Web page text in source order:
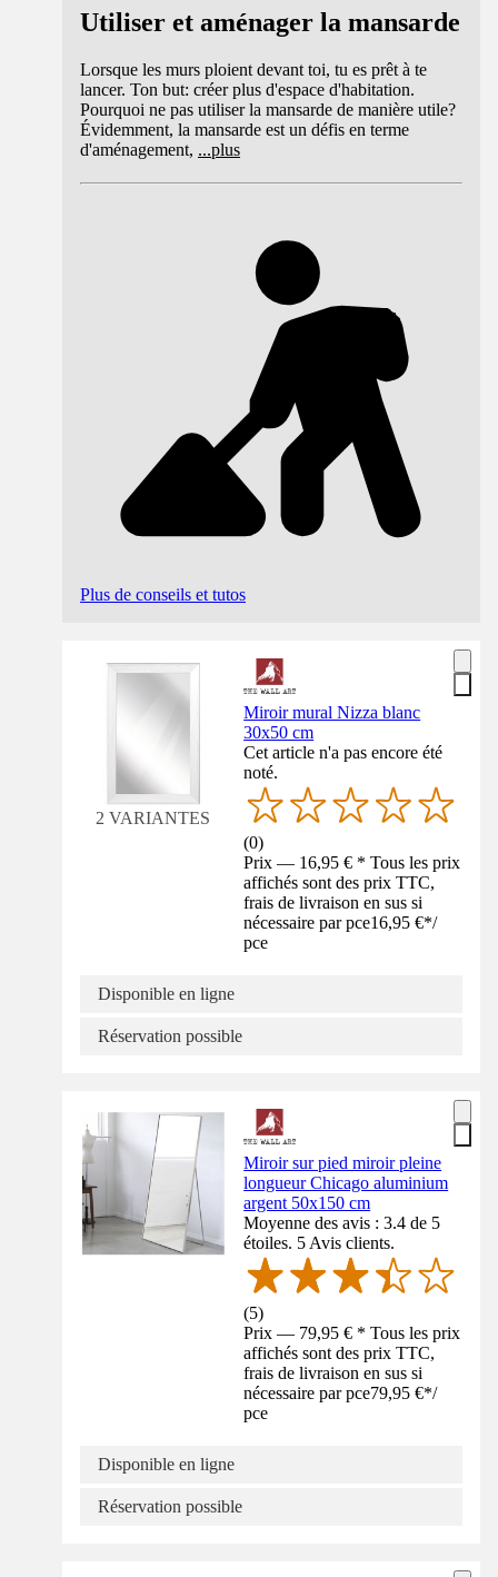
Utiliser et aménager la mansarde
Lorsque les murs ploient devant toi, tu es prêt à te
lancer. Ton but: créer plus d'espace d'habitation.
Pourquoi ne pas utiliser la mansarde de manière utile?
Évidemment, la mansarde est un défis en terme
d'aménagement, ...plus
Plus de conseils et tutos
2 VARIANTES
Miroir mural Nizza blanc
30x50 cm
Cet article n'a pas encore été
noté.
(0)
Prix — 16,95 € * Tous les prix
affichés sont des prix TTC,
frais de livraison en sus si
nécessaire par pce16,95 €*/
pce
Disponible en ligne
Réservation possible
Miroir sur pied miroir pleine
longueur Chicago aluminium
argent 50x150 cm
Moyenne des avis : 3.4 de 5
étoiles. 5 Avis clients.
(5)
Prix — 79,95 € * Tous les prix
affichés sont des prix TTC,
frais de livraison en sus si
nécessaire par pce79,95 €*/
pce
Disponible en ligne
Réservation possible